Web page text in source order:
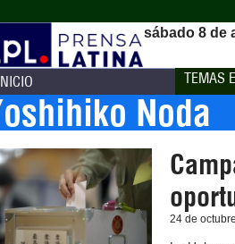
sábado 8 de
TEMAS
Noda
24 de